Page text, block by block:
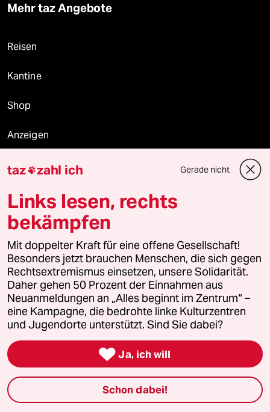
Mehr taz Angebote
Reisen
Kantine
Shop
Anzeigen
Feedback
Aboservice
ePaper Login
Downloads für Abonnierende
© 2026 taz Verlags und Vertriebs GmbH
Alle Rechte vorbehalten. Bei rechtlichen Fragen oder für Genehmigungen
wenden Sie sich bitte an
lizenzen@taz.de
taz zahl ich Gerade nicht
Links lesen, rechts
bekämpfen
Mit doppelter Kraft für eine offene Gesellschaft!
Besonders jetzt brauchen Menschen, die sich gegen
Rechtsextremismus einsetzen, unsere Solidarität.
Daher gehen 50 Prozent der Einnahmen aus
Neuanmeldungen an „Alles beginnt im Zentrum“ –
eine Kampagne, die bedrohte linke Kulturzentren
und Jugendorte unterstützt. Sind Sie dabei?
 Ja, ich will
Schon dabei!